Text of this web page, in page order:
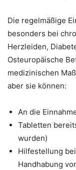
Die regelmäßige
besonders bei
Herzleiden,
Osteuropäische
medizinischen
aber sie können:
An die
Tabletten
wurden)
Hilfestellung
Handhabung